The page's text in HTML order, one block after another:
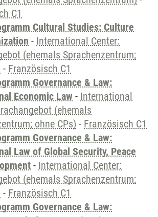
C1
Cultural Studies: Culture
- International Center:
(ehemals Sprachenzentrum;
- Französisch C1
Governance & Law:
Economic Law - International
(ehemals
ohne CPs) - Französisch C1
Governance & Law:
Law of Global Security, Peace
- International Center:
(ehemals Sprachenzentrum;
- Französisch C1
Governance & Law: